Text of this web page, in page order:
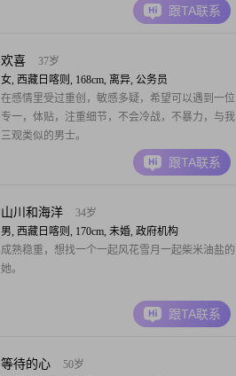
衷于自我提升，努力在生活中不断进步##3002##我
认为自己是一个稳重可靠的人，责任感强，成熟稳
我会把家庭放在首
跟TA联系
欢喜
37岁
女, 西藏日喀则, 168cm, 离异, 公务员
在感情里受过重创，敏感多疑，希望可以遇到一位
专一，体贴，注重细节，不会冷战，不暴力，与我
三观类似的男士。
跟TA联系
山川和海洋
34岁
男, 西藏日喀则, 170cm, 未婚, 政府机构
成熟稳重，想找一个一起风花雪月一起柴米油盐的
她。
跟TA联系
等待的心
50岁